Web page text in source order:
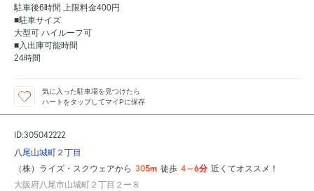
駐車後6時間 上限料金400円
■駐車サイズ
大型可 ハイルーフ可
■入出庫可能時間
24時間
気に入った駐車場を見つけたら
ハートをタップしてマイPに保存
ID:305042222
八尾山城町２丁目
（株）ライズ・スクウェアから 305m 徒歩 4～6分 近くてオススメ！
大阪府八尾市山城町２丁目２ー８